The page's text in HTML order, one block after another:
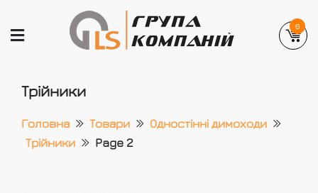
0
Трійники
Головна Товари
Одностінні димоходи
Трійники
Page 2